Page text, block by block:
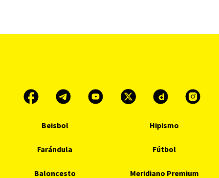
Beisbol Hipismo
Farándula Fútbol
Baloncesto Meridiano Premium